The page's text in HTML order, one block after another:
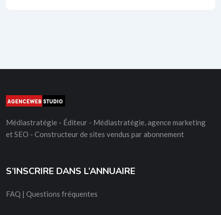
Médiastratégie - Éditeur - Médiastratégie, agence marketing
et SEO - Constructeur de sites vendus par abonnement
S’INSCRIRE DANS L’ANNUAIRE
FAQ | Questions fréquentes